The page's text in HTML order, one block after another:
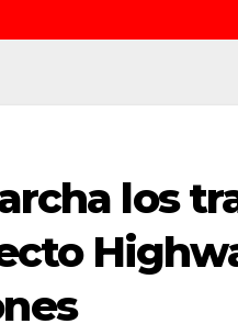
los